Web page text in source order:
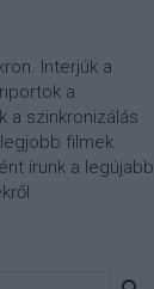
Interjúk a
a
a szinkronizálás
filmek
írunk a legújabb